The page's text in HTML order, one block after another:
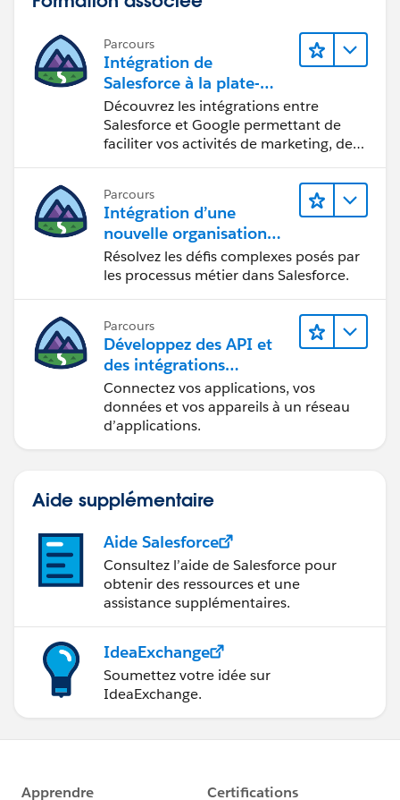
Parcours
Intégration de
Salesforce à la plate-
forme Google
Découvrez les intégrations entre
Salesforce et Google permettant de
faciliter vos activités de marketing, de
Parcours
Intégration d’une
nouvelle organisation
commerciale
Résolvez les défis complexes posés par
les processus métier dans Salesforce.
Parcours
Développez des API et
des intégrations
formidables avec
MuleSoft
Connectez vos applications, vos
données et vos appareils à un réseau
d’applications.
Aide supplémentaire
Aide Salesforce
Consultez l’aide de Salesforce pour
obtenir des ressources et une
assistance supplémentaires.
IdeaExchange
Soumettez votre idée sur
IdeaExchange.